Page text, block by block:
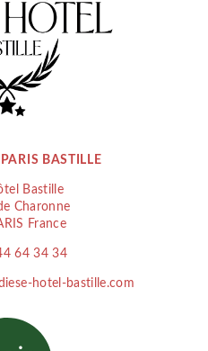
BASTILLE
Bastille
Charonne
France
64 34 34
hotel-bastille.com